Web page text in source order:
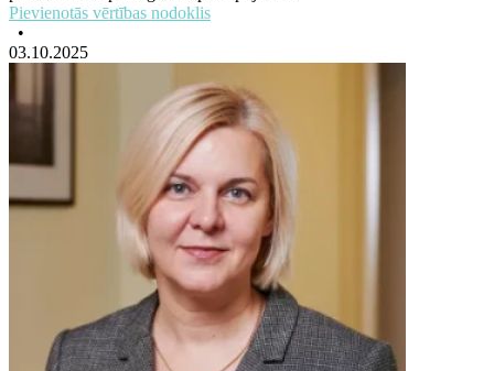
Pievienotās vērtības nodoklis
•
03.10.2025